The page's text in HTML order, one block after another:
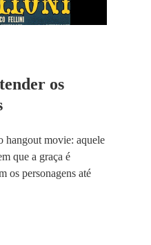
os
hangout movie: aquele
que a graça é
os personagens até